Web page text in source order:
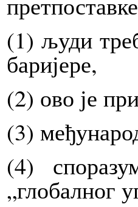
(1) људи
баријере,
(2) ово је
(3)
(4)
„глобалног